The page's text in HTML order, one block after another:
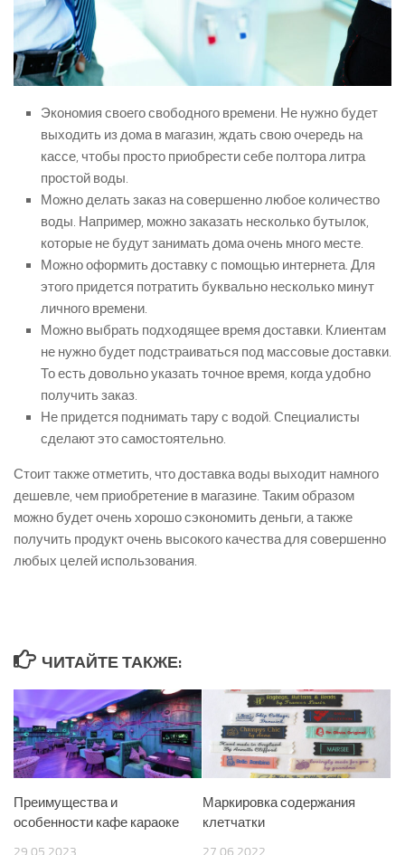
Экономия своего свободного времени. Не нужно будет
выходить из дома в магазин, ждать свою очередь на
кассе, чтобы просто приобрести себе полтора литра
простой воды.
Можно делать заказ на совершенно любое количество
воды. Например, можно заказать несколько бутылок,
которые не будут занимать дома очень много месте.
Можно оформить доставку с помощью интернета. Для
этого придется потратить буквально несколько минут
личного времени.
Можно выбрать подходящее время доставки. Клиентам
не нужно будет подстраиваться под массовые доставки.
То есть довольно указать точное время, когда удобно
получить заказ.
Не придется поднимать тару с водой. Специалисты
сделают это самостоятельно.
Стоит также отметить, что доставка воды выходит намного
дешевле, чем приобретение в магазине. Таким образом
можно будет очень хорошо сэкономить деньги, а также
получить продукт очень высокого качества для совершенно
любых целей использования.
ЧИТАЙТЕ ТАКЖЕ:
Преимущества и
особенности кафе караоке
29.05.2023
Маркировка содержания
клетчатки
27.06.2022